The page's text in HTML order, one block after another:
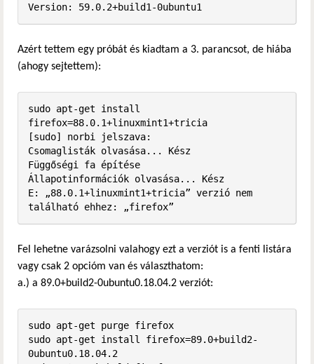
Version: 59.0.2+build1-0ubuntu1
Azért tettem egy próbát és kiadtam a 3. parancsot, de hiába
(ahogy sejtettem):
sudo apt-get install
firefox=88.0.1+linuxmint1+tricia
[sudo] norbi jelszava:
Csomaglisták olvasása... Kész
Függőségi fa építése
Állapotinformációk olvasása... Kész
E: „88.0.1+linuxmint1+tricia” verzió nem
található ehhez: „firefox”
Fel lehetne varázsolni valahogy ezt a verziót is a fenti listára
vagy csak 2 opcióm van és választhatom:
a.) a 89.0+build2-0ubuntu0.18.04.2 verziót:
sudo apt-get purge firefox
sudo apt-get install firefox=89.0+build2-
0ubuntu0.18.04.2